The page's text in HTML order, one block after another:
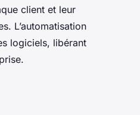
client et leur
L’automatisation
logiciels, libérant